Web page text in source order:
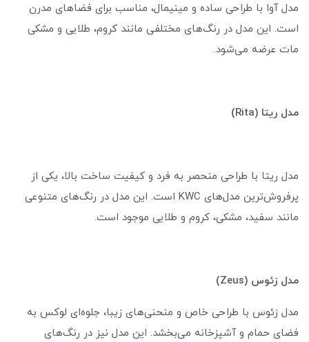
مدل آوا با طراحی ساده و مینیمال، مناسب برای فضاهای مدرن
است. این مدل در رنگ‌های مختلفی مانند کروم، طلایی و مشکی
مات عرضه می‌شود.
مدل ریتا (Rita
)
مدل ریتا با طراحی منحصر به فرد و کیفیت ساخت بالا، یکی از
پرفروش‌ترین مدل‌های KWC است. این مدل در رنگ‌های متنوعی
مانند سفید، مشکی، کروم و طلایی موجود است.
مدل زئوس (Zeus)
مدل زئوس با طراحی خاص و منحنی‌های زیبا، جلوه‌ای لوکس به
فضای حمام و آشپزخانه می‌بخشد. این مدل نیز در رنگ‌های